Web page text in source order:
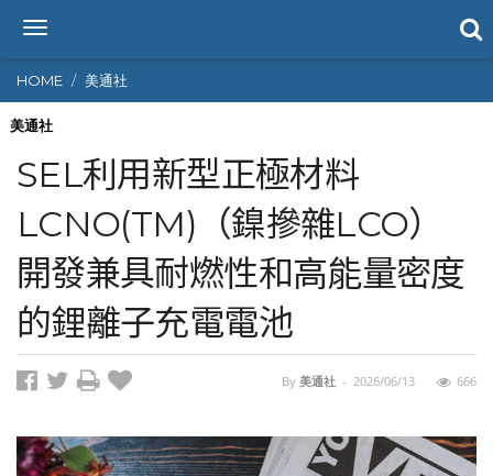
T
g
g
l
n
a
v
i
g
a
t
o
n
HOME 美通社
美通社
SEL利用新型正極材料
LCNO(TM)（鎳摻雜LCO）
開發兼具耐燃性和高能量密度
的鋰離子充電電池
By 美通社 - 2026/06/13 666